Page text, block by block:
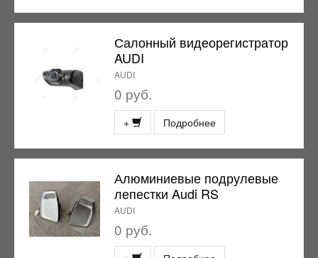
Салонный видеорегистратор
AUDI
AUDI
0 руб.
+ Подробнее
Алюминиевые подрулевые
лепестки Audi RS
AUDI
0 руб.